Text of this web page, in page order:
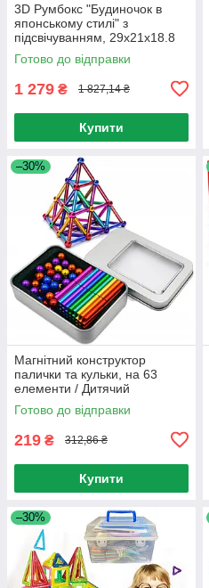
3D Румбокс "Будиночок в
японському стилі" з
підсвічуванням, 29х21х18.8
см / 3D Інтер'єрний
конструктор / 3D-конструктор-
Готово до відправки
1 279 ₴ 1 827,14 ₴
Купити
–30%
Магнітний конструктор
палички та кульки, на 63
елементи / Дитячий
конструктор для розвитку на
магнітах
Готово до відправки
219 ₴ 312,86 ₴
Купити
–30%